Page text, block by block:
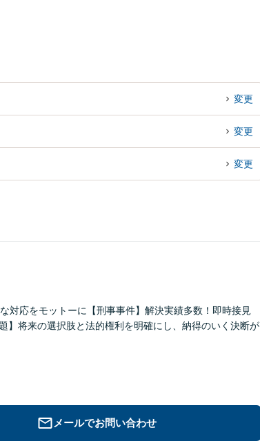
変更
変更
変更
対応をモットーに【刑事事件】解決実績多数！即時接見
】将来の選択肢と法的権利を明確にし、納得のいく決断が
メールでお問い合わせ